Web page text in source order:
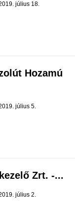
július 18.
Hozamú
július 5.
Zrt. -...
július 2.